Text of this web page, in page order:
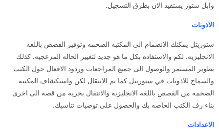
وابل ستور يستفيد الان بطرق التسجيل.
الاذونات
ستوريتل يمكنك الانضمام الى المكتبه الضخمه وتوفير القصص باللغه
الانجليزيه. لكم والاستفاده بكل ما هو جديد لتغيير الحاله المزعجيه. كذلك
تطوير المستمر والوصول الى جميع المراجعات وردود الافعال حول الكتب
والسماح للاذونات في ستوريتل كما تم الانتقال لكن واستكشاف المكتبه
الضخمه من القصص باللغه الانجليزيه والانتقال بحريه من قصه الى اخرى
بناء رف الكتب الخاصه بك والحصول على توصيات تناسبك.
الاعدادات